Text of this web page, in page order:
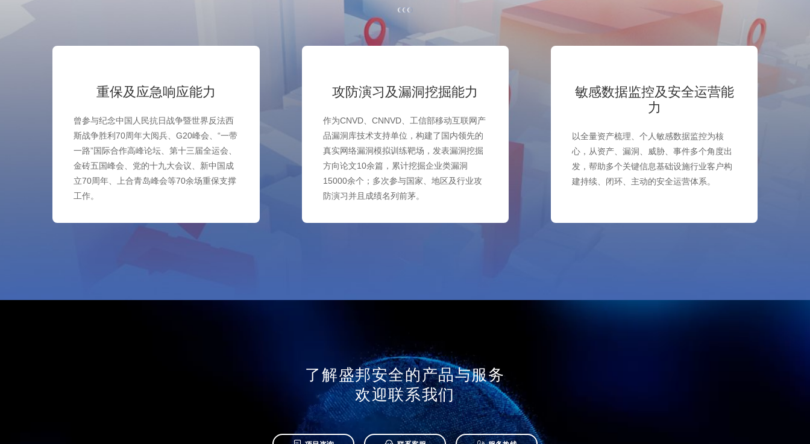
重保及应急响应能力
曾参与纪念中国人民抗日战争暨世界反法西
斯战争胜利70周年大阅兵、G20峰会、“一带
一路”国际合作高峰论坛、第十三届全运会、
金砖五国峰会、党的十九大会议、新中国成
立70周年、上合青岛峰会等70余场重保支撑
工作。
攻防演习及漏洞挖掘能力
作为CNVD、CNNVD、工信部移动互联网产
品漏洞库技术支持单位，构建了国内领先的
真实网络漏洞模拟训练靶场，发表漏洞挖掘
方向论文10余篇，累计挖掘企业类漏洞
15000余个；多次参与国家、地区及行业攻
防演习并且成绩名列前茅。
敏感数据监控及安全运营能
力
以全量资产梳理、个人敏感数据监控为核
心，从资产、漏洞、威胁、事件多个角度出
发，帮助多个关键信息基础设施行业客户构
建持续、闭环、主动的安全运营体系。
了解盛邦安全的产品与服务
欢迎联系我们